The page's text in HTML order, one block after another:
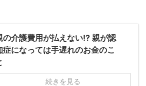
の介護費用が払えない!? 親が認
症になっては手遅れのお金のこ
続きを見る